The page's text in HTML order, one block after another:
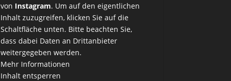
von Instagram. Um auf den eigentlichen
Inhalt zuzugreifen, klicken Sie auf die
Schaltfläche unten. Bitte beachten Sie,
dass dabei Daten an Drittanbieter
weitergegeben werden.
Mehr Informationen
Inhalt entsperren